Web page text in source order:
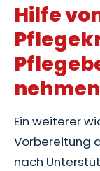
Hilfe
nehmen
Ein weiterer
Vorbereitung
nach